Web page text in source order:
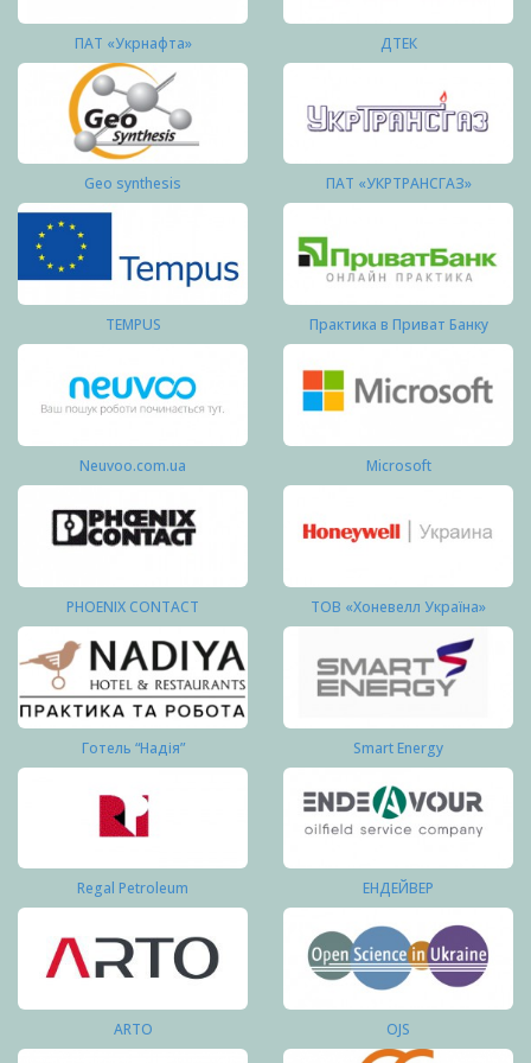
ПАТ «Укрнафта» ДТЕК
Geo synthesis ПАТ «УКРТРАНСГАЗ»
TEMPUS Практика в Приват Банку
Neuvoo.com.ua Microsoft
PHOENIX CONTACT ТОВ «Хоневелл Україна»
Готель “Надія” Smart Energy
Regal Petroleum ЕНДЕЙВЕР
ARTO OJS